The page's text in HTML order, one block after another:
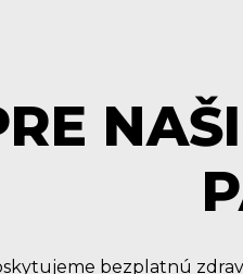
bezplatnú